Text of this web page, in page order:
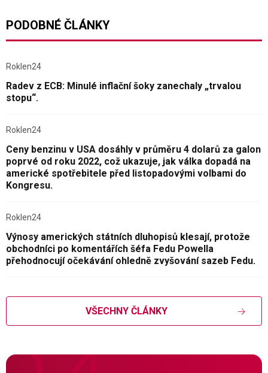
PODOBNÉ ČLÁNKY
Roklen24
Radev z ECB: Minulé inflační šoky zanechaly „trvalou
stopu“.
Roklen24
Ceny benzinu v USA dosáhly v průměru 4 dolarů za galon
poprvé od roku 2022, což ukazuje, jak válka dopadá na
americké spotřebitele před listopadovými volbami do
Kongresu.
Roklen24
Výnosy amerických státních dluhopisů klesají, protože
obchodníci po komentářích šéfa Fedu Powella
přehodnocují očekávání ohledně zvyšování sazeb Fedu.
VŠECHNY ČLÁNKY